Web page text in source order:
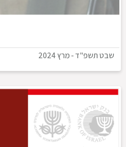
שבט תשפ"ד-מרץ 2024